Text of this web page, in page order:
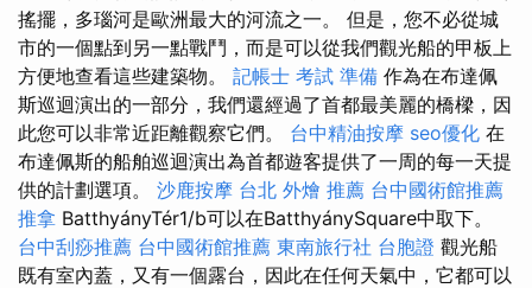
搖擺，多瑙河是歐洲最大的河流之一。 但是，您不必從城
市的一個點到另一點戰鬥，而是可以從我們觀光船的甲板上
方便地查看這些建築物。 記帳士 考試 準備 作為在布達佩
斯巡迴演出的一部分，我們還經過了首都最美麗的橋樑，因
此您可以非常近距離觀察它們。 台中精油按摩 seo優化 在
布達佩斯的船舶巡迴演出為首都遊客提供了一周的每一天提
供的計劃選項。 沙鹿按摩 台北 外燴 推薦 台中國術館推薦
推拿 BatthyányTér1/b可以在BatthyánySquare中取下。
台中刮痧推薦 台中國術館推薦 東南旅行社 台胞證 觀光船
既有室內蓋，又有一個露台，因此在任何天氣中，它都可以